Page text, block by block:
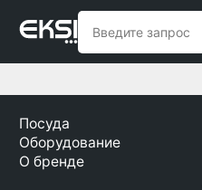
Посуда
Оборудование
О бренде